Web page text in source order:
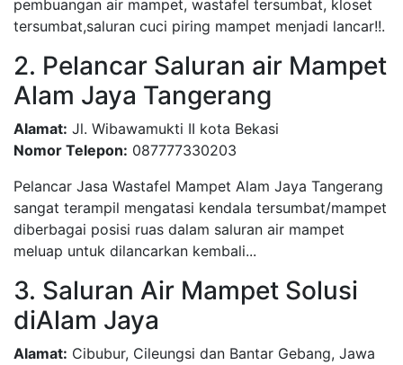
pembuangan air mampet, wastafel tersumbat, kloset
tersumbat,saluran cuci piring mampet menjadi lancar!!.
2. Pelancar Saluran air Mampet
Alam Jaya Tangerang
Alamat: Jl. Wibawamukti II kota Bekasi
Nomor Telepon: 087777330203
Pelancar Jasa Wastafel Mampet Alam Jaya Tangerang
sangat terampil mengatasi kendala tersumbat/mampet
diberbagai posisi ruas dalam saluran air mampet
meluap untuk dilancarkan kembali...
3. Saluran Air Mampet Solusi
diAlam Jaya
Alamat: Cibubur, Cileungsi dan Bantar Gebang, Jawa